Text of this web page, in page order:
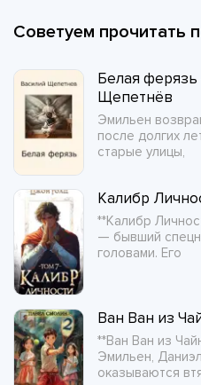
Советуем прочитать
Белая
Щепетнёв
Эмильен
после долгих
старые улицы,
Калибр
**Калибр
— бывший
головами. Его
Ван Ван из
**Ван Ван из
Эмильен,
оказываются